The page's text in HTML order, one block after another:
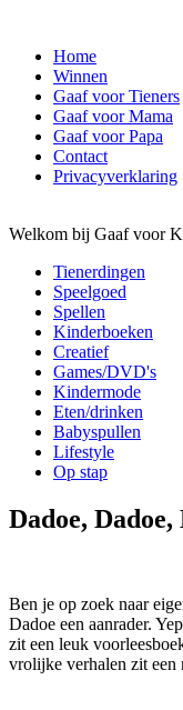
Home
Winnen
Gaaf voor Tieners
Gaaf voor Mama
Gaaf voor Papa
Contact
Privacyverklaring
Welkom bij Gaaf voor
Tienerdingen
Speelgoed
Spellen
Kinderboeken
Creatief
Games/DVD's
Kindermode
Eten/drinken
Babyspullen
Lifestyle
Op stap
Dadoe, Dadoe,
Ben je op zoek naar
Dadoe een aanrader.
zit een leuk
vrolijke verhalen zit een